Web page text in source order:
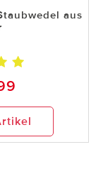
aus